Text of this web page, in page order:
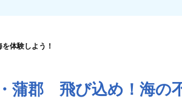
を体験しよう！
蒲郡 飛び込め！海の